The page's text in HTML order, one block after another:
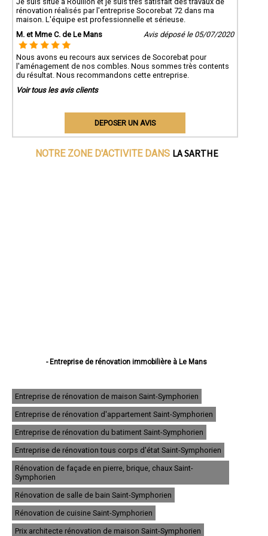
rénovation réalisés par l'entreprise Socorebat 72 dans ma
maison. L'équipe est professionnelle et sérieuse.
M. et Mme C. de Le Mans
Avis déposé le 05/07/2020
Nous avons eu recours aux services de Socorebat pour
l'aménagement de nos combles. Nous sommes très contents
du résultat. Nous recommandons cette entreprise.
Voir tous les avis clients
DEPOSER UN AVIS
NOTRE ZONE D'ACTIVITE DANS LA SARTHE
- Entreprise de rénovation immobilière à Le Mans
- Entreprise de rénovation immobilière à Allonnes
- Entreprise de rénovation immobilière à La Ferté-Bernard
- Entreprise de rénovation immobilière à Coulaines
- Entreprise de rénovation immobilière à Changé
- Entreprise de rénovation immobilière à Mamers
- Entreprise de rénovation immobilière à Arnage
- Entreprise de rénovation immobilière à Parigné-l'Évêque
- Entreprise de rénovation immobilière à Château-du-Loir
- Entreprise de rénovation immobilière à Écommoy
- Entreprise de rénovation immobilière à Mulsanne
- Entreprise de rénovation immobilière à Yvré-l'Évêque
- Entreprise de rénovation immobilière à Bonnétable
- Entreprise de rénovation immobilière à Le Lude
- Entreprise de rénovation immobilière à La Suze-sur-Sarthe
Entreprise de rénovation de maison Saint-Symphorien
Entreprise de rénovation d'appartement Saint-Symphorien
Entreprise de rénovation du batiment Saint-Symphorien
Entreprise de rénovation tous corps d'état Saint-Symphorien
Rénovation de façade en pierre, brique, chaux Saint-
Symphorien
Rénovation de salle de bain Saint-Symphorien
Rénovation de cuisine Saint-Symphorien
Prix architecte rénovation de maison Saint-Symphorien